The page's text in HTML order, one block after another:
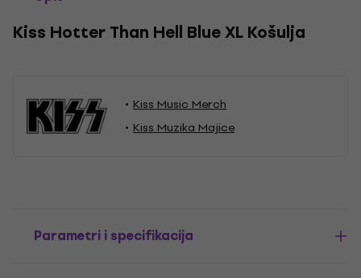
Kiss Hotter Than Hell Blue XL Košulja
Kiss Music Merch
Kiss Muzika Majice
Parametri i specifikacija